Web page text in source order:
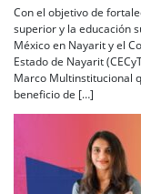
Con el objetivo de
superior y la educación
México en Nayarit y el
Estado de Nayarit
Marco Multinstitucional
beneficio de […]